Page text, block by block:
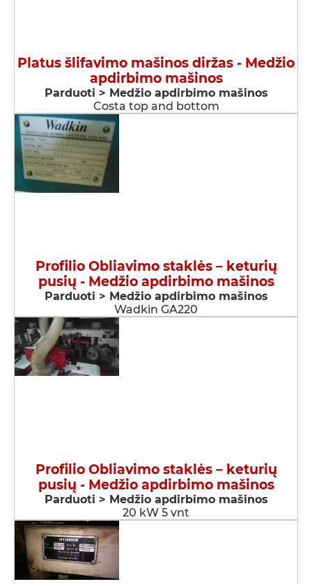
Platus šlifavimo mašinos diržas - Medžio
apdirbimo mašinos
Parduoti > Medžio apdirbimo mašinos
Costa top and bottom
Profilio Obliavimo staklės – keturių
pusių - Medžio apdirbimo mašinos
Parduoti > Medžio apdirbimo mašinos
Wadkin GA220
Profilio Obliavimo staklės – keturių
pusių - Medžio apdirbimo mašinos
Parduoti > Medžio apdirbimo mašinos
20 kW 5 vnt